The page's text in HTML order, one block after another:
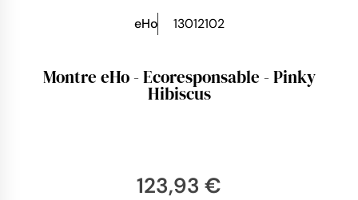
eHo 13012102
Montre eHo - Ecoresponsable - Pinky
Hibiscus
123,93 €